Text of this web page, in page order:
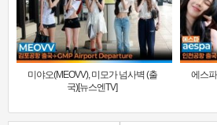
미야오(MEOVV), 미모가 넘사벽 (출
국)[뉴스엔TV]
에스